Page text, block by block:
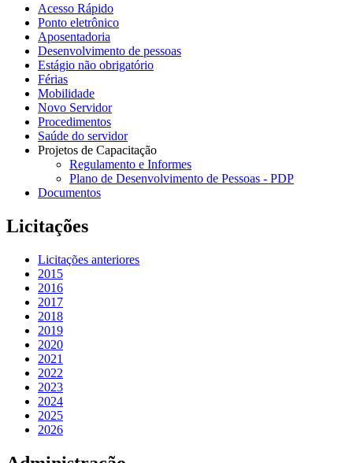
Acesso Rápido
Ponto eletrônico
Aposentadoria
Desenvolvimento de pessoas
Estágio não obrigatório
Férias
Mobilidade
Novo Servidor
Procedimentos
Saúde do servidor
Projetos de Capacitação
Regulamento e Informes
Plano de Desenvolvimento de Pessoas - PDP
Documentos
Licitações
Licitações anteriores
2015
2016
2017
2018
2019
2020
2021
2022
2023
2024
2025
2026